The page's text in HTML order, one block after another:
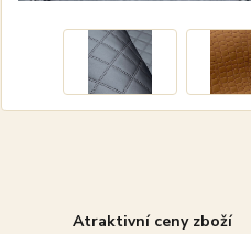
Atraktivní ceny zboží